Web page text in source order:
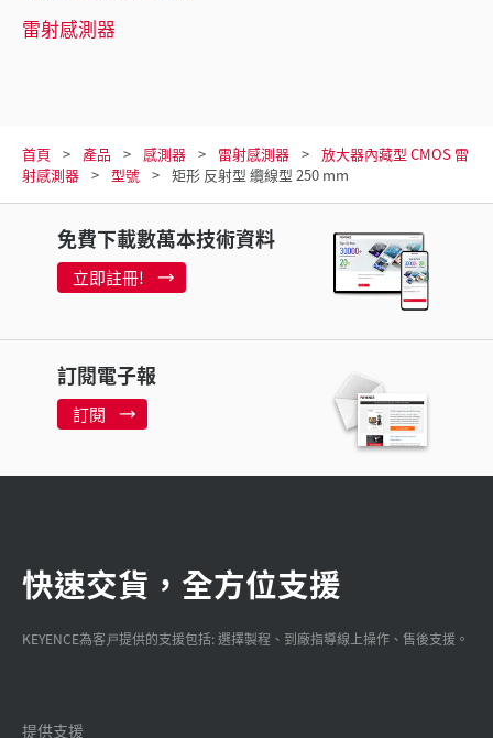
雷射感測器
首頁 產品 感測器 雷射感測器
放大器內藏型 CMOS 雷
射感測器
型號 矩形 反射型 纜線型 250 mm
免費下載數萬本技術資料
立即註冊!
訂閱電子報
訂閱
快速交貨，全方位支援
KEYENCE為客戸提供的支援包括: 選擇製程、到廠指導線上操作、售後支援。
提供支援